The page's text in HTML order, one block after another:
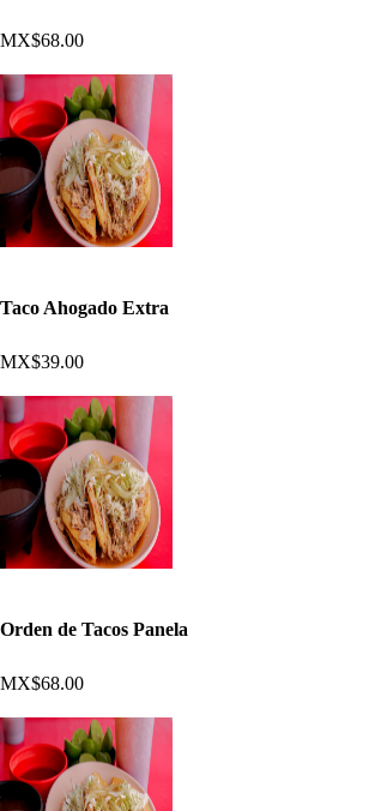
MX$68.00
Taco Ahogado Extra
MX$39.00
Orden de Tacos Panela
MX$68.00